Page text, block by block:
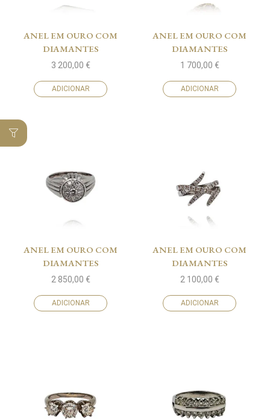
ANEL EM OURO COM
DIAMANTES
3 200,00 €
ADICIONAR
ANEL EM OURO COM
DIAMANTES
1 700,00 €
ADICIONAR
ANEL EM OURO COM
DIAMANTES
2 850,00 €
ADICIONAR
ANEL EM OURO COM
DIAMANTES
2 100,00 €
ADICIONAR